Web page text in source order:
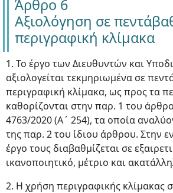
Άρθρο 6
Αξιολόγηση σε
περιγραφική κλίμακα
1. Το έργο των Διευθυντών και
αξιολογείται τεκμηριωμένα σε
περιγραφική κλίμακα, ως προς τα
καθορίζονται στην παρ. 1 του
4763/2020 (Α΄ 254), τα οποία
της παρ. 2 του ίδιου άρθρου. Στην
έργο τους διαβαθμίζεται σε
ικανοποιητικό, μέτριο και
2. Η χρήση περιγραφικής κλίμακας